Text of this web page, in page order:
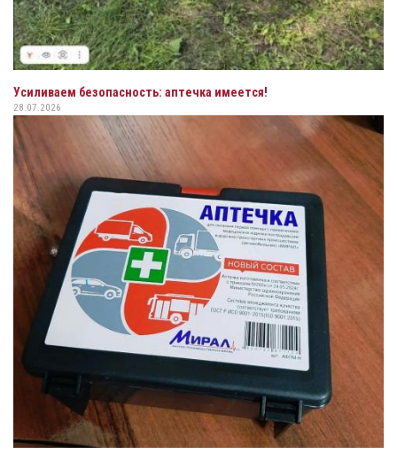
Усиливаем безопасность: аптечка имеется!
28.07.2026